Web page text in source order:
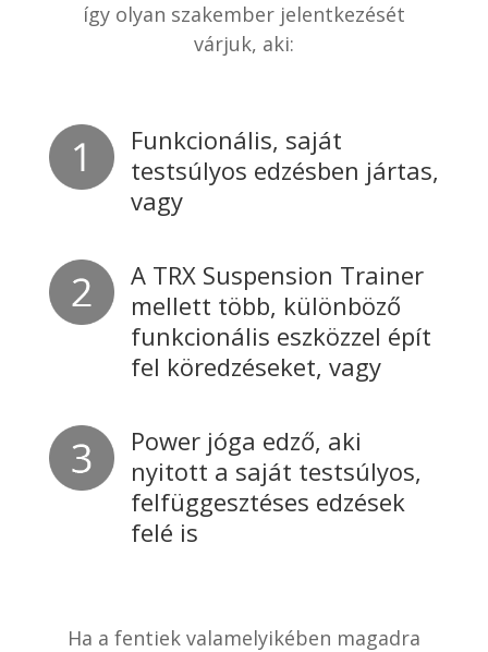
így olyan szakember jelentkezését
várjuk, aki:
Funkcionális, saját
testsúlyos edzésben jártas,
vagy
A TRX Suspension Trainer
mellett több, különböző
funkcionális eszközzel épít
fel köredzéseket, vagy
Power jóga edző, aki
nyitott a saját testsúlyos,
felfüggesztéses edzések
felé is
Ha a fentiek valamelyikében magadra